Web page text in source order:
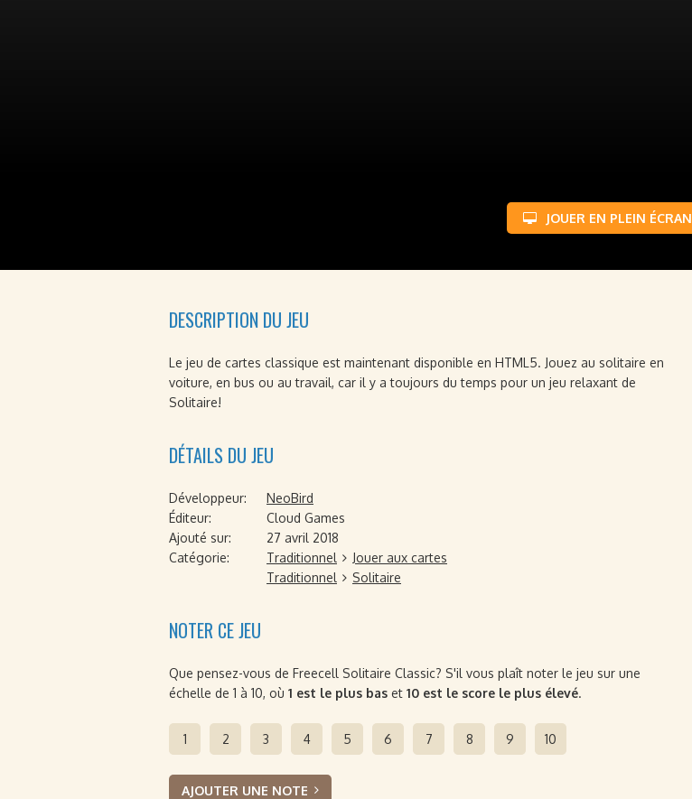
JOUER EN PLEIN ÉCRAN
DESCRIPTION DU JEU
Le jeu de cartes classique est maintenant disponible en HTML5. Jouez au solitaire en
voiture, en bus ou au travail, car il y a toujours du temps pour un jeu relaxant de
Solitaire!
DÉTAILS DU JEU
Développeur:
NeoBird
Éditeur:
Cloud Games
Ajouté sur:
27 avril 2018
Catégorie:
Traditionnel
Jouer aux cartes
Traditionnel
Solitaire
NOTER CE JEU
Que pensez-vous de Freecell Solitaire Classic? S'il vous plaît noter le jeu sur une
échelle de 1 à 10, où 1 est le plus bas et 10 est le score le plus élevé.
1 2 3 4 5 6 7 8 9 10
AJOUTER UNE NOTE